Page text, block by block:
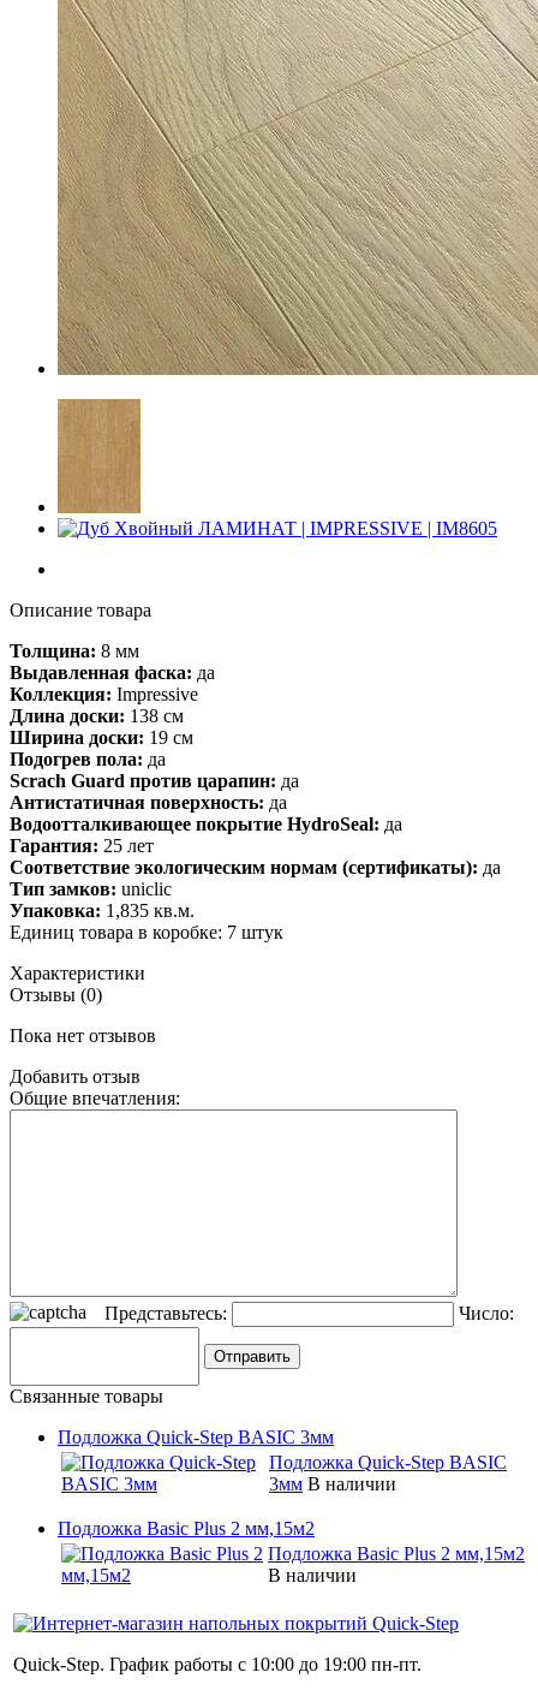
Описание товара
Толщина: 8 мм
Выдавленная фаска: да
Коллекция: Impressive
Длина доски: 138 см
Ширина доски: 19 см
Подогрев пола: да
Scrach Guard против царапин: да
Антистатичная поверхность: да
Водоотталкивающее покрытие HydroSeal: да
Гарантия: 25 лет
Соответствие экологическим нормам (сертификаты): да
Тип замков: uniclic
Упаковка: 1,835 кв.м.
Единиц товара в коробке: 7 штук
Характеристики
Отзывы (0)
Пока нет отзывов
Добавить отзыв
Общие впечатления:
Представьтесь: Число:
Связанные товары
Подложка Quick-Step BASIC 3мм
Подложка Quick-Step BASIC
3мм В наличии
Подложка Basic Plus 2 мм,15м2
Подложка Basic Plus 2 мм,15м2
В наличии
Quick-Step. График работы с 10:00 до 19:00 пн-пт.